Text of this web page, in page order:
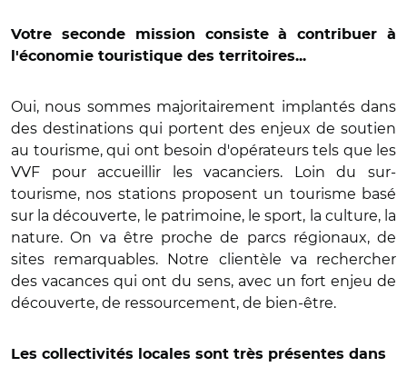
Votre seconde mission consiste à contribuer à
l'économie touristique des territoires...
Oui, nous sommes majoritairement implantés dans
des destinations qui portent des enjeux de soutien
au tourisme, qui ont besoin d'opérateurs tels que les
VVF pour accueillir les vacanciers. Loin du sur-
tourisme, nos stations proposent un tourisme basé
sur la découverte, le patrimoine, le sport, la culture, la
nature. On va être proche de parcs régionaux, de
sites remarquables. Notre clientèle va rechercher
des vacances qui ont du sens, avec un fort enjeu de
découverte, de ressourcement, de bien-être.
Les collectivités locales sont très présentes dans